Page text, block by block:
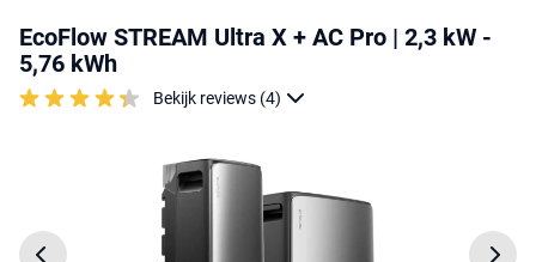
EcoFlow STREAM Ultra X + AC Pro | 2,3 kW -
5,76 kWh
Bekijk reviews (4)